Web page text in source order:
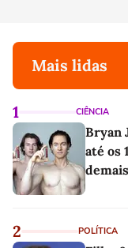
Mais lidas
1 CIÊNCIA
Bryan
até os
2 POLÍTICA